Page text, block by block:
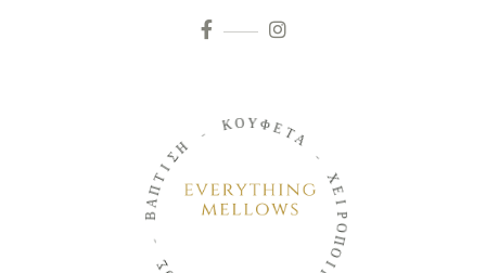
Ο
Β
Α
Π
Τ
Ι
ΣΗ
Κ Ο ΥΦΕΤΑ
Χ
Ε
Ι
Ρ
Ο
Π
Ο